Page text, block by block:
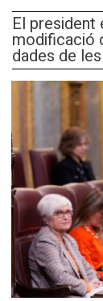
El president
modificació
dades de